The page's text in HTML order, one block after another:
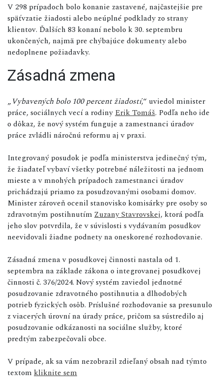
V 298 prípadoch bolo konanie zastavené, najčastejšie pre
späťvzatie žiadosti alebo neúplné podklady zo strany
klientov. Ďalších 83 konaní nebolo k 30. septembru
ukončených, najmä pre chýbajúce dokumenty alebo
nedoplnene požiadavky.
Zásadná zmena
„Vybavených bolo 100 percent žiadostí,“ uviedol minister
práce, sociálnych vecí a rodiny Erik Tomáš. Podľa neho ide
o dôkaz, že nový systém funguje a zamestnanci úradov
práce zvládli náročnú reformu aj v praxi.
Integrovaný posudok je podľa ministerstva jedinečný tým,
že žiadateľ vybaví všetky potrebné náležitosti na jednom
mieste a v mnohých prípadoch zamestnanci úradov
prichádzajú priamo za posudzovanými osobami domov.
Minister zároveň ocenil stanovisko komisárky pre osoby so
zdravotným postihnutím Zuzany Stavrovskej, ktorá podľa
jeho slov potvrdila, že v súvislosti s vydávaním posudkov
neevidovali žiadne podnety na oneskorené rozhodovanie.
Zásadná zmena v posudkovej činnosti nastala od 1.
septembra na základe zákona o integrovanej posudkovej
činnosti č. 376/2024. Nový systém zaviedol jednotné
posudzovanie zdravotného postihnutia a dlhodobých
potrieb fyzických osôb. Príslušné rozhodovanie sa presunulo
z viacerých úrovní na úrady práce, pričom sa sústredilo aj
posudzovanie odkázanosti na sociálne služby, ktoré
predtým zabezpečovali obce.
V prípade, ak sa vám nezobrazil zdieľaný obsah nad týmto
textom kliknite sem